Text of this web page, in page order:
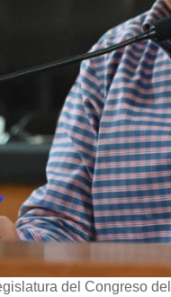
del Congreso